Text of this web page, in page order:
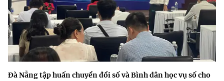
Đà Nẵng tập huấn chuyển đổi số và Bình dân học vụ số cho